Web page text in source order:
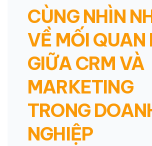
CÙNG NHÌN
VỀ MỐI QUAN
GIỮA CRM VÀ
MARKETING
TRONG
NGHIỆP